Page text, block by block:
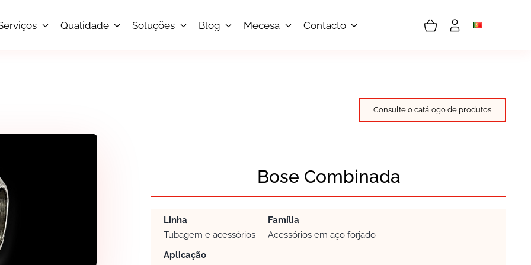
Qualidade Soluções Blog Mecesa Contacto
Consulte o catálogo de produtos
Bose Combinada
Linha
Família
Tubagem e acessórios
Acessórios em aço forjado
Aplicação